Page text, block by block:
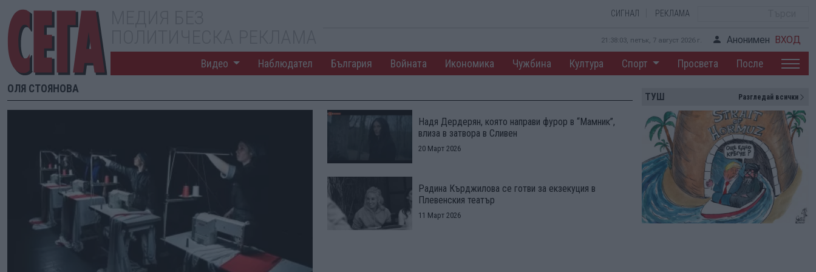
СИГНАЛ РЕКЛАМА
21:38:04, петък, 7 август 2026 г. Анонимен ВХОД
Видео Наблюдател България Войната Икономика Чужбина Култура Спорт Просвета После
ОЛЯ СТОЯНОВА
Надя Дердерян, която направи фурор в “Мамник”,
влиза в затвора в Сливен
20 Март 2026
Радина Кърджилова се готви за екзекуция в
Плевенския театър
11 Март 2026
ТУШ Разгледай всички